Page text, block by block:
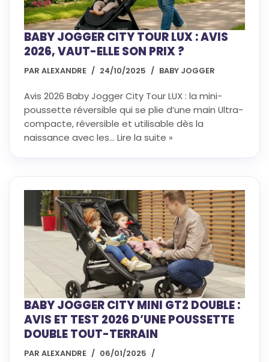
BABY JOGGER CITY TOUR LUX : AVIS
2026, VAUT-ELLE SON PRIX ?
PAR ALEXANDRE 24/10/2025 BABY JOGGER
Avis 2026 Baby Jogger City Tour LUX : la mini-
poussette réversible qui se plie d’une main Ultra-
compacte, réversible et utilisable dès la
naissance avec les… Lire la suite »
BABY JOGGER CITY MINI GT2 DOUBLE :
AVIS ET TEST 2026 D’UNE POUSSETTE
DOUBLE TOUT-TERRAIN
PAR ALEXANDRE
06/01/2025